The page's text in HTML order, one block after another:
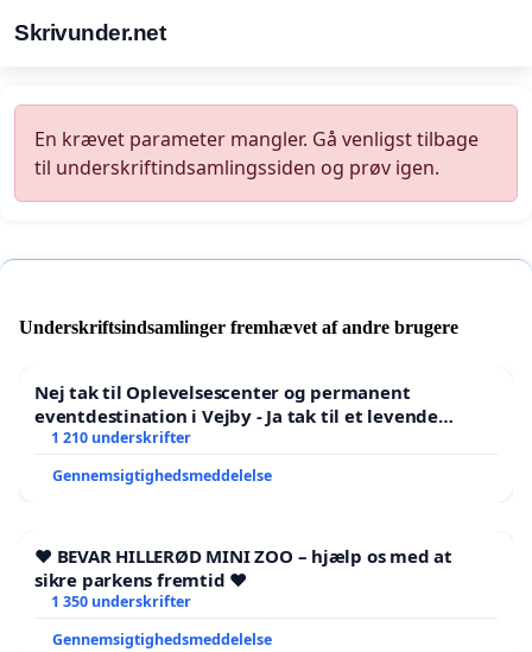
Skrivunder.net
En krævet parameter mangler. Gå venligst tilbage
til underskriftindsamlingssiden og prøv igen.
Underskriftsindsamlinger fremhævet af andre brugere
Nej tak til Oplevelsescenter og permanent
eventdestination i Vejby - Ja tak til et levende
lokalområde i balance
1 210 underskrifter
Gennemsigtighedsmeddelelse
❤️ BEVAR HILLERØD MINI ZOO – hjælp os med at
sikre parkens fremtid ❤️
1 350 underskrifter
Gennemsigtighedsmeddelelse